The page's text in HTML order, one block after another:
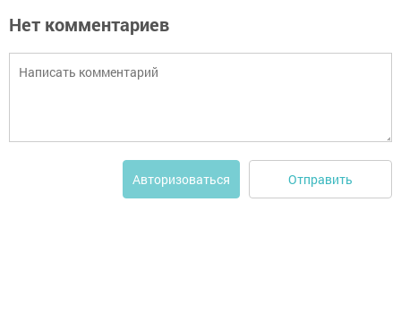
Нет комментариев
Авторизоваться Отправить